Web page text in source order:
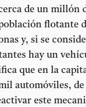
de un millón
flotante
y, si se
hay un
que en la
automóviles,
este